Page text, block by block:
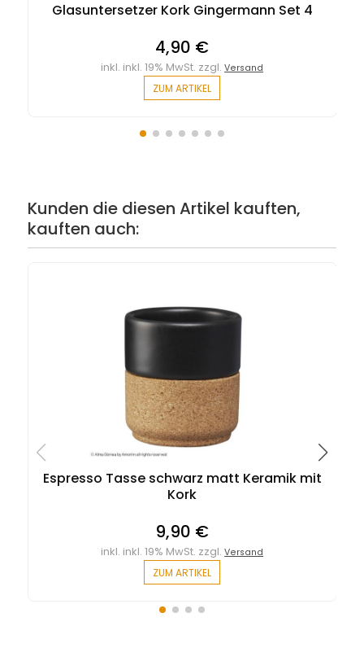
Glasuntersetzer Kork Gingermann Set 4
4,90 €
inkl. inkl. 19% MwSt. zzgl.Versand
ZUM ARTIKEL
Kunden die diesen Artikel kauften,
kauften auch:
Espresso Tasse schwarz matt Keramik mit
Kork
9,90 €
inkl. inkl. 19% MwSt. zzgl.Versand
ZUM ARTIKEL